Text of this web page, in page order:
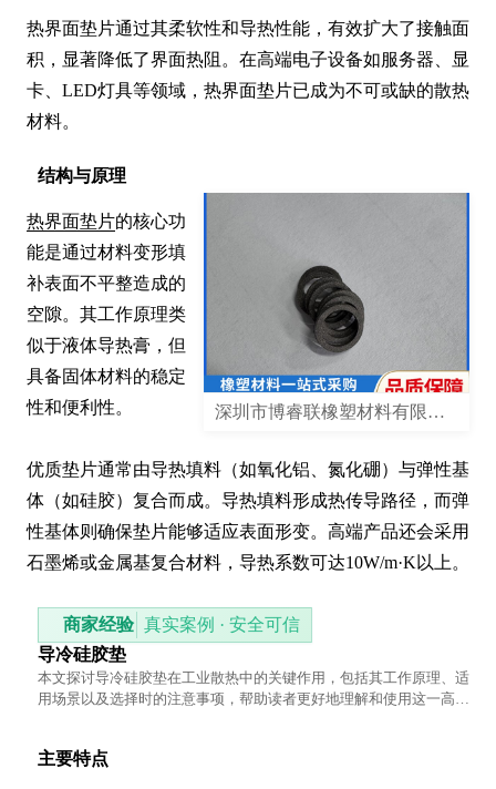
热界面垫片通过其柔软性和导热性能，有效扩大了接触面
积，显著降低了界面热阻。在高端电子设备如服务器、显
卡、LED灯具等领域，热界面垫片已成为不可或缺的散热
材料。
结构与原理
深圳市博睿联橡塑材料有限公司
热界面垫片的核心功
能是通过材料变形填
补表面不平整造成的
空隙。其工作原理类
似于液体导热膏，但
具备固体材料的稳定
性和便利性。
优质垫片通常由导热填料（如氧化铝、氮化硼）与弹性基
体（如硅胶）复合而成。导热填料形成热传导路径，而弹
性基体则确保垫片能够适应表面形变。高端产品还会采用
石墨烯或金属基复合材料，导热系数可达10W/m·K以上。
商家经验 真实案例 · 安全可信
导冷硅胶垫
本文探讨导冷硅胶垫在工业散热中的关键作用，包括其工作原理、适
用场景以及选择时的注意事项，帮助读者更好地理解和使用这一高效
主要特点